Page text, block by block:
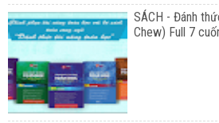
SÁCH - Đánh
Chew) Full 7